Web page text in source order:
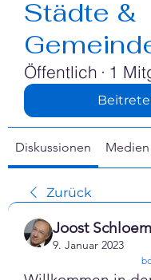
Städte &
Öffentlich · 1
Diskussionen Medien
Zurück
Joost
9. Januar 2023